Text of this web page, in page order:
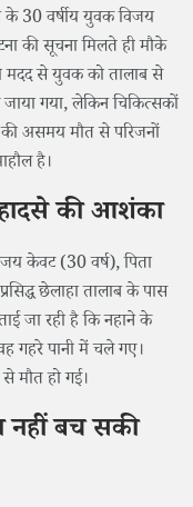
के 30 वर्षीय युवक विजय
की सूचना मिलते ही मौके
मदद से युवक को तालाब से
गया, लेकिन चिकित्सकों
असमय मौत से परिजनों
है।
की आशंका
केवट (30 वर्ष), पिता
छेलाहा तालाब के पास
जा रही है कि नहाने के
गहरे पानी में चले गए।
मौत हो गई।
नहीं बच सकी